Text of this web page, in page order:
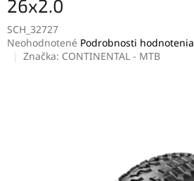
26x2.0
SCH_32727
Priemerné
hodnotenie
Neohodnotené Podrobnosti hodnotenia
Značka: CONTINENTAL - MTB